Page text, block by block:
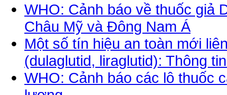
WHO: Cảnh báo về thuốc giả
Châu Mỹ và Đông Nam Á
Một số tín hiệu an toàn mới
(dulaglutid, liraglutid): Thông
WHO: Cảnh báo các lô thuốc